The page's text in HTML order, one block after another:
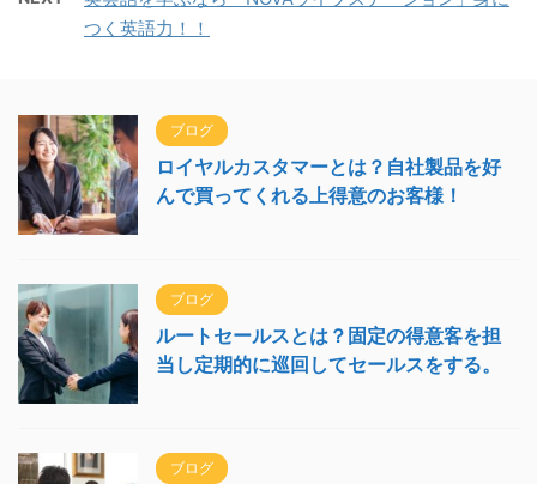
つく英語力！！
ブログ
ロイヤルカスタマーとは？自社製品を好
んで買ってくれる上得意のお客様！
ブログ
ルートセールスとは？固定の得意客を担
当し定期的に巡回してセールスをする。
ブログ